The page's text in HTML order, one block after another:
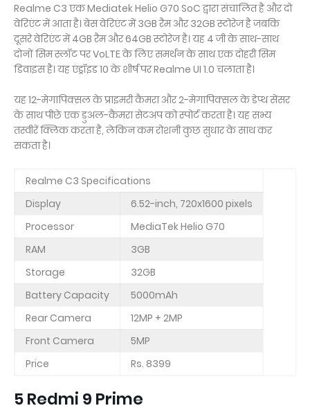
Realme C3 एक Mediatek Helio G70 SoC द्वारा संचालित है और दो
वेरिएंट में आता है। बेस वेरिएंट में 3GB रैम और 32GB स्टोरेज है जबकि
दूसरे वेरिएंट में 4GB रैम और 64GB स्टोरेज है। यह 4 जी के साथ-साथ
दोनों सिम स्लॉट पर VoLTE के लिए समर्थन के साथ एक दोहरी सिम
डिवाइस है। यह एंड्रॉइड 10 के शीर्ष पर Realme UI 1.0 चलाता है।
यह 12-मेगापिक्सल के प्राइमरी कैमरा और 2-मेगापिक्सल के डेप्थ सेंसर
के साथ पीछे एक डुअल-कैमरा सेटअप को स्पोर्ट करता है। यह सभ्य
तस्वीरें क्लिक करता है, लेकिन कम रोशनी कुछ सुधार के साथ कर
सकता है।
Realme C3 Specifications
Display
6.52-inch, 720x1600 pixels
Processor
MediaTek Helio G70
RAM
3GB
Storage
32GB
Battery Capacity
5000mAh
Rear Camera
12MP + 2MP
Front Camera
5MP
Price
Rs. 8399
5 Redmi 9 Prime